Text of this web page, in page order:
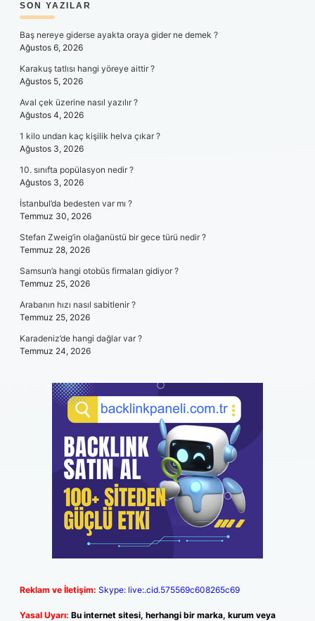
SIDEBAR
SON YAZILAR
Baş nereye giderse ayakta oraya gider ne demek ?
Ağustos 6, 2026
Karakuş tatlısı hangi yöreye aittir ?
Ağustos 5, 2026
Aval çek üzerine nasıl yazılır ?
Ağustos 4, 2026
1 kilo undan kaç kişilik helva çıkar ?
Ağustos 3, 2026
10. sınıfta popülasyon nedir ?
Ağustos 3, 2026
İstanbul’da bedesten var mı ?
Temmuz 30, 2026
Stefan Zweig’in olağanüstü bir gece türü nedir ?
Temmuz 28, 2026
Samsun’a hangi otobüs firmaları gidiyor ?
Temmuz 25, 2026
Arabanın hızı nasıl sabitlenir ?
Temmuz 25, 2026
Karadeniz’de hangi dağlar var ?
Temmuz 24, 2026
Reklam ve İletişim: Skype: live:.cid.575569c608265c69
Yasal Uyarı: Bu internet sitesi, herhangi bir marka, kurum veya